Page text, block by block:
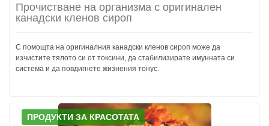
Прочистване на организма с оригинален
канадски кленов сироп
С помощта на оригиналния канадски кленов сироп може да
изчистите тялото си от токсини, да стабилизирате имунната си
система и да повдигнете жизнения тонус.
ПРОДУКТИ ЗА КРАСОТАТА